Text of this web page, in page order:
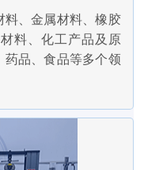
料、金属材料、橡胶
料、化工产品及原
药品、食品等多个领